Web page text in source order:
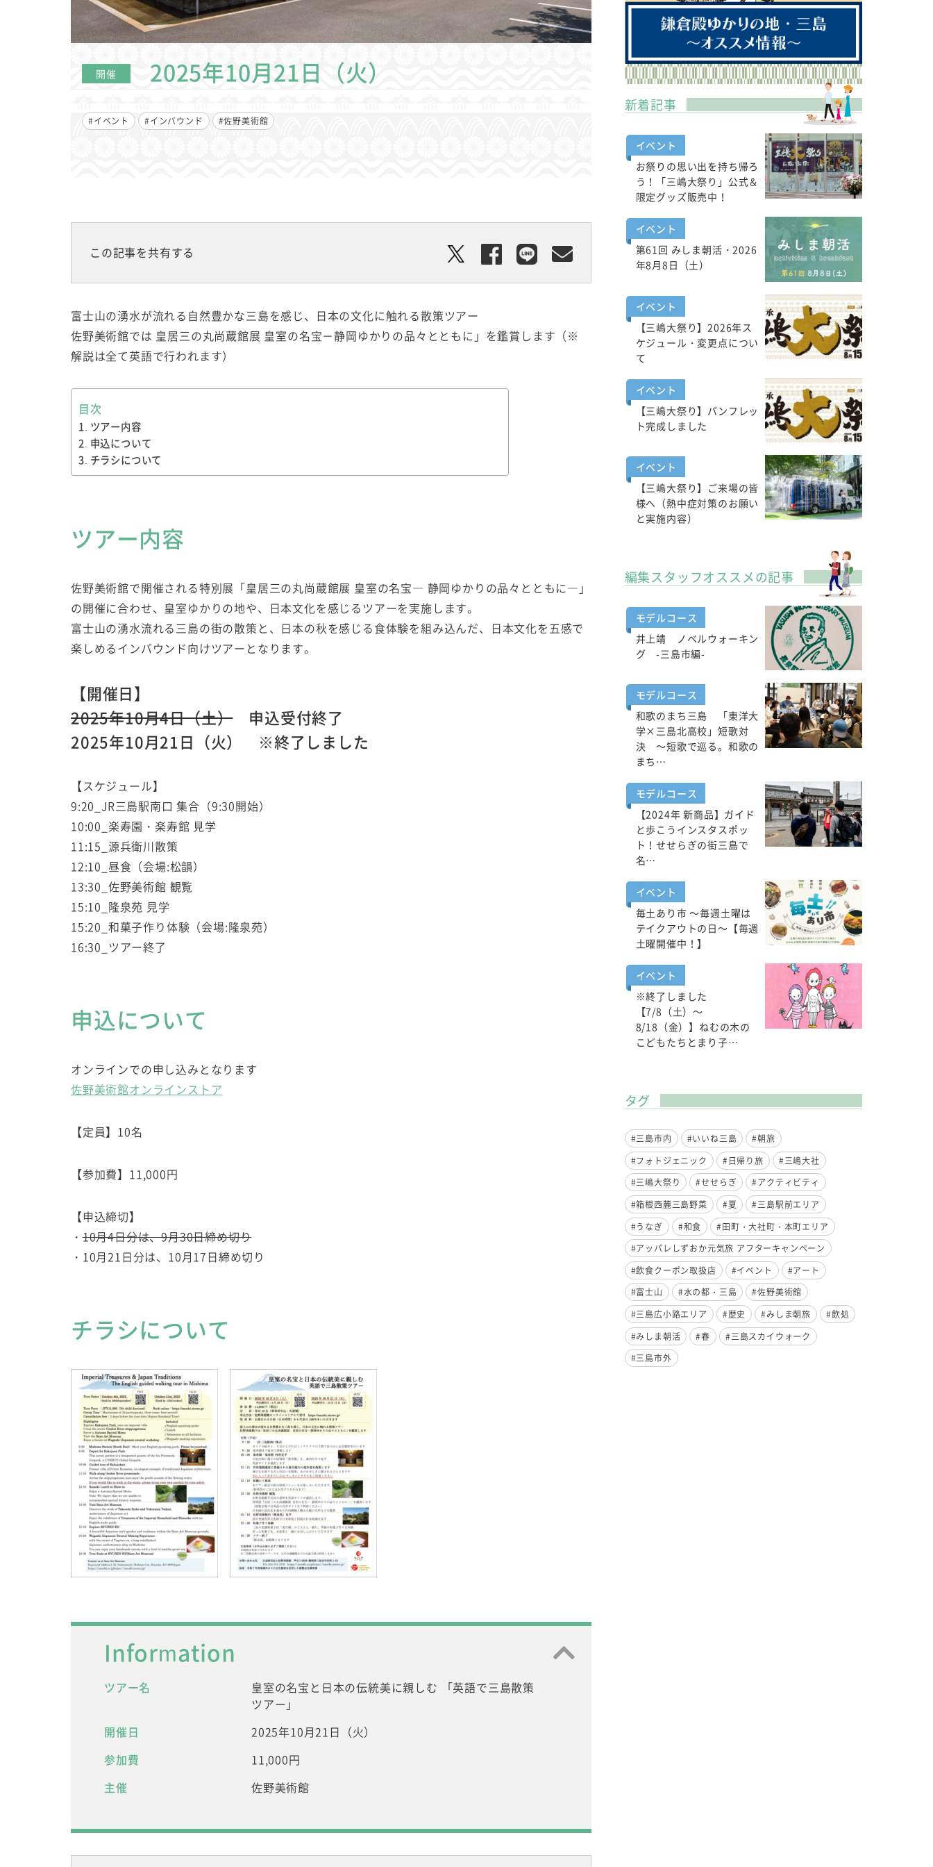
開催 2025年10月21日（火）
#イベント #インバウンド #佐野美術館
この記事を共有する
富士山の湧水が流れる自然豊かな三島を感じ、日本の文化に触れる散策ツアー
佐野美術館では 皇居三の丸尚蔵館展 皇室の名宝－静岡ゆかりの品々とともに」を鑑賞します（※
解説は全て英語で行われます）
目次
ツアー内容
申込について
チラシについて
ツアー内容
佐野美術館で開催される特別展「皇居三の丸尚蔵館展 皇室の名宝― 静岡ゆかりの品々とともに―」
の開催に合わせ、皇室ゆかりの地や、日本文化を感じるツアーを実施します。
富士山の湧水流れる三島の街の散策と、日本の秋を感じる食体験を組み込んだ、日本文化を五感で
楽しめるインバウンド向けツアーとなります。
【開催日】
2025年10月4日（土）申込受付終了
2025年10月21日（火） ※終了しました
【スケジュール】
9:20_JR三島駅南口 集合（9:30開始）
10:00_楽寿園・楽寿館 見学
11:15_源兵衛川散策
12:10_昼食（会場:松韻）
13:30_佐野美術館 観覧
15:10_隆泉苑 見学
15:20_和菓子作り体験（会場:隆泉苑）
16:30_ツアー終了
申込について
オンラインでの申し込みとなります
佐野美術館オンラインストア
【定員】10名
【参加費】11,000円
【申込締切】
・10月4日分は、9月30日締め切り
・10月21日分は、10月17日締め切り
チラシについて
Information
ツアー名
皇室の名宝と日本の伝統美に親しむ 「英語で三島散策
ツアー」
開催日
2025年10月21日（火）
参加費
11,000円
主催
佐野美術館
新着記事
イベント
お祭りの思い出を持ち帰ろ
う！「三嶋大祭り」公式＆
限定グッズ販売中！
イベント
第61回 みしま朝活・2026
年8月8日（土）
イベント
【三嶋大祭り】2026年ス
ケジュール・変更点につい
て
イベント
【三嶋大祭り】パンフレッ
ト完成しました
イベント
【三嶋大祭り】ご来場の皆
様へ（熱中症対策のお願い
と実施内容）
編集スタッフオススメの記事
モデルコース
井上靖 ノベルウォーキン
グ -三島市編-
モデルコース
和歌のまち三島 「東洋大
学×三島北高校」短歌対
決 ～短歌で巡る。和歌の
まち…
モデルコース
【2024年 新商品】ガイド
と歩こうインスタスポッ
ト！せせらぎの街三島で
名…
イベント
毎土あり市 ～毎週土曜は
テイクアウトの日～【毎週
土曜開催中！】
イベント
※終了しました
【7/8（土）～
8/18（金）】ねむの木の
こどもたちとまり子…
タグ
#三島市内 #いいね三島
#朝旅
#フォトジェニック
#日帰り旅
#三嶋大社
#三嶋大祭り
#せせらぎ
#アクティビティ
#箱根西麓三島野菜
#夏
#三島駅前エリア
#うなぎ
#和食
#田町・大社町・本町エリア
#アッパレしずおか元気旅 アフターキャンペーン
#飲食クーポン取扱店
#イベント
#アート
#富士山
#水の都・三島
#佐野美術館
#三島広小路エリア
#歴史 #みしま朝旅
#飲処
#みしま朝活
#春
#三島スカイウォーク
#三島市外